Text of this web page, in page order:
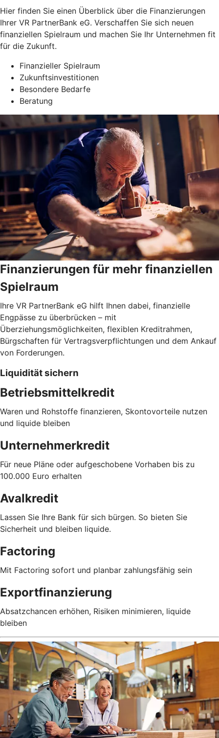
Hier finden Sie einen Überblick über die Finanzierungen
Ihrer VR PartnerBank eG. Verschaffen Sie sich neuen
finanziellen Spielraum und machen Sie Ihr Unternehmen fit
für die Zukunft.
Finanzieller Spielraum
Zukunftsinvestitionen
Besondere Bedarfe
Beratung
Finanzierungen für mehr finanziellen
Spielraum
Ihre VR PartnerBank eG hilft Ihnen dabei, finanzielle
Engpässe zu überbrücken – mit
Überziehungsmöglichkeiten, flexiblen Kreditrahmen,
Bürgschaften für Vertragsverpflichtungen und dem Ankauf
von Forderungen.
Liquidität sichern
Betriebsmittelkredit
Waren und Rohstoffe finanzieren, Skontovorteile nutzen
und liquide bleiben
Unternehmerkredit
Für neue Pläne oder aufgeschobene Vorhaben bis zu
100.000 Euro erhalten
Avalkredit
Lassen Sie Ihre Bank für sich bürgen. So bieten Sie
Sicherheit und bleiben liquide.
Factoring
Mit Factoring sofort und planbar zahlungsfähig sein
Exportfinanzierung
Absatzchancen erhöhen, Risiken minimieren, liquide
bleiben